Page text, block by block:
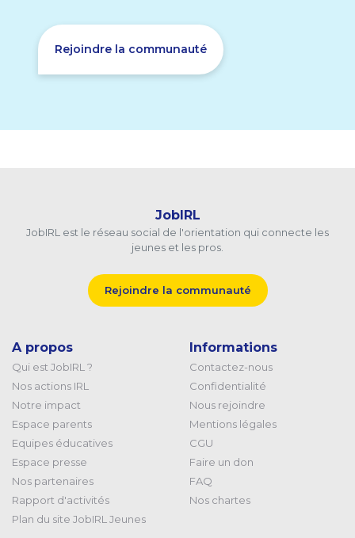
Rejoindre la communauté
JobIRL
JobIRL est le réseau social de l'orientation qui connecte les
jeunes et les pros.
Rejoindre la communauté
A propos
Qui est JobIRL ?
Nos actions IRL
Notre impact
Espace parents
Equipes éducatives
Espace presse
Nos partenaires
Rapport d'activités
Plan du site JobIRL Jeunes
Informations
Contactez-nous
Confidentialité
Nous rejoindre
Mentions légales
CGU
Faire un don
FAQ
Nos chartes